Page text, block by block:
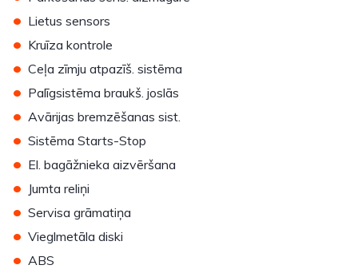
• Lietus sensors
• Kruīza kontrole
• Ceļa zīmju atpazīš. sistēma
• Palīgsistēma braukš. joslās
• Avārijas bremzēšanas sist.
• Sistēma Starts-Stop
• El. bagāžnieka aizvēršana
• Jumta reliņi
• Servisa grāmatiņa
• Vieglmetāla diski
• ABS